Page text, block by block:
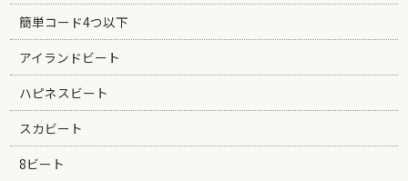
簡単コード4つ以下
アイランドビート
ハピネスビート
スカビート
8ビート